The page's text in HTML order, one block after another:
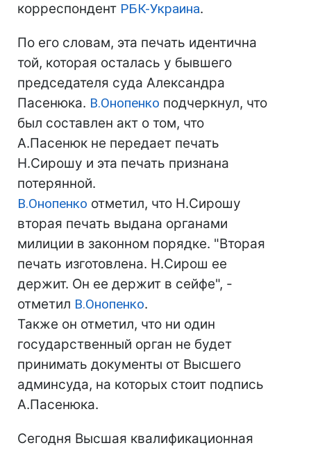
корреспондент РБК-Украина.
По его словам, эта печать идентична
той, которая осталась у бывшего
председателя суда Александра
Пасенюка. В.Онопенко подчеркнул, что
был составлен акт о том, что
А.Пасенюк не передает печать
Н.Сирошу и эта печать признана
потерянной.
В.Онопенко отметил, что Н.Сирошу
вторая печать выдана органами
милиции в законном порядке. "Вторая
печать изготовлена. Н.Сирош ее
держит. Он ее держит в сейфе", -
отметил В.Онопенко.
Также он отметил, что ни один
государственный орган не будет
принимать документы от Высшего
админсуда, на которых стоит подпись
А.Пасенюка.
Сегодня Высшая квалификационная